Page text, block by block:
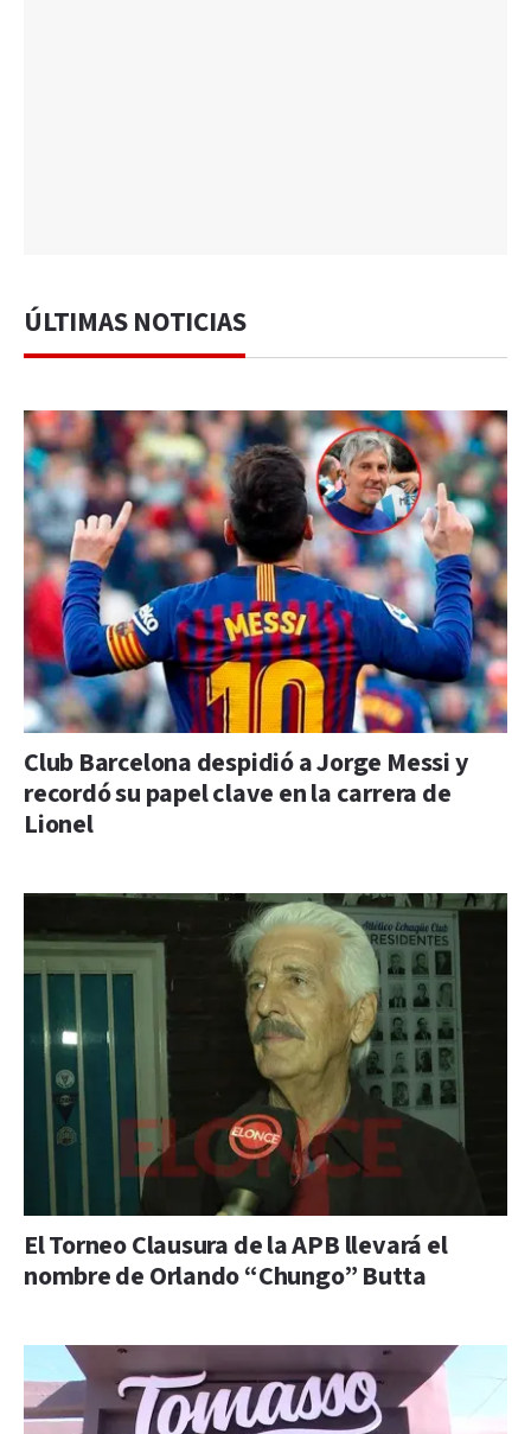
ÚLTIMAS NOTICIAS
Club Barcelona despidió a Jorge Messi y
recordó su papel clave en la carrera de
Lionel
El Torneo Clausura de la APB llevará el
nombre de Orlando “Chungo” Butta